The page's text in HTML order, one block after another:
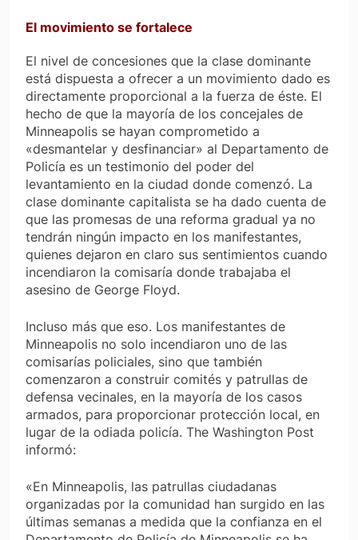
El movimiento se fortalece
El nivel de concesiones que la clase dominante
está dispuesta a ofrecer a un movimiento dado es
directamente proporcional a la fuerza de éste. El
hecho de que la mayoría de los concejales de
Minneapolis se hayan comprometido a
«desmantelar y desfinanciar» al Departamento de
Policía es un testimonio del poder del
levantamiento en la ciudad donde comenzó. La
clase dominante capitalista se ha dado cuenta de
que las promesas de una reforma gradual ya no
tendrán ningún impacto en los manifestantes,
quienes dejaron en claro sus sentimientos cuando
incendiaron la comisaría donde trabajaba el
asesino de George Floyd.
Incluso más que eso. Los manifestantes de
Minneapolis no solo incendiaron uno de las
comisarías policiales, sino que también
comenzaron a construir comités y patrullas de
defensa vecinales, en la mayoría de los casos
armados, para proporcionar protección local, en
lugar de la odiada policía. The Washington Post
informó:
«En Minneapolis, las patrullas ciudadanas
organizadas por la comunidad han surgido en las
últimas semanas a medida que la confianza en el